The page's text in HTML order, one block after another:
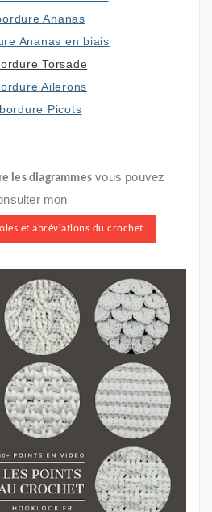
Ananas
Ananas en biais
Torsade
Ailerons
Picots
les diagrammesvous pouvez
mon
et abréviations du crochet